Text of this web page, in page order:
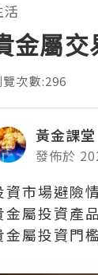
活
金屬交
覽次數:296
黃金課堂
發佈於
資市場避險
金屬投資產
金屬投資門